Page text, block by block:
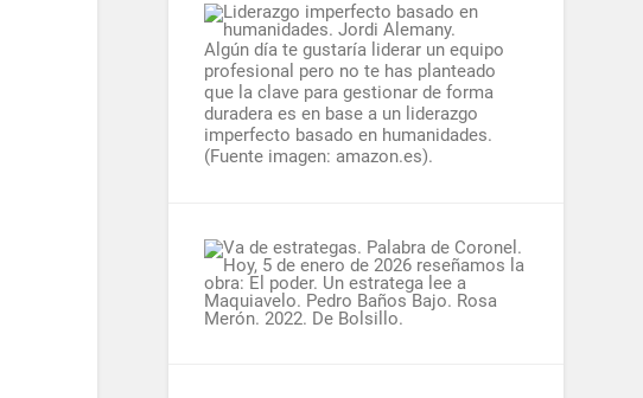
Algún día te gustaría liderar un equipo
profesional pero no te has planteado
que la clave para gestionar de forma
duradera es en base a un liderazgo
imperfecto basado en humanidades.
(Fuente imagen: amazon.es).